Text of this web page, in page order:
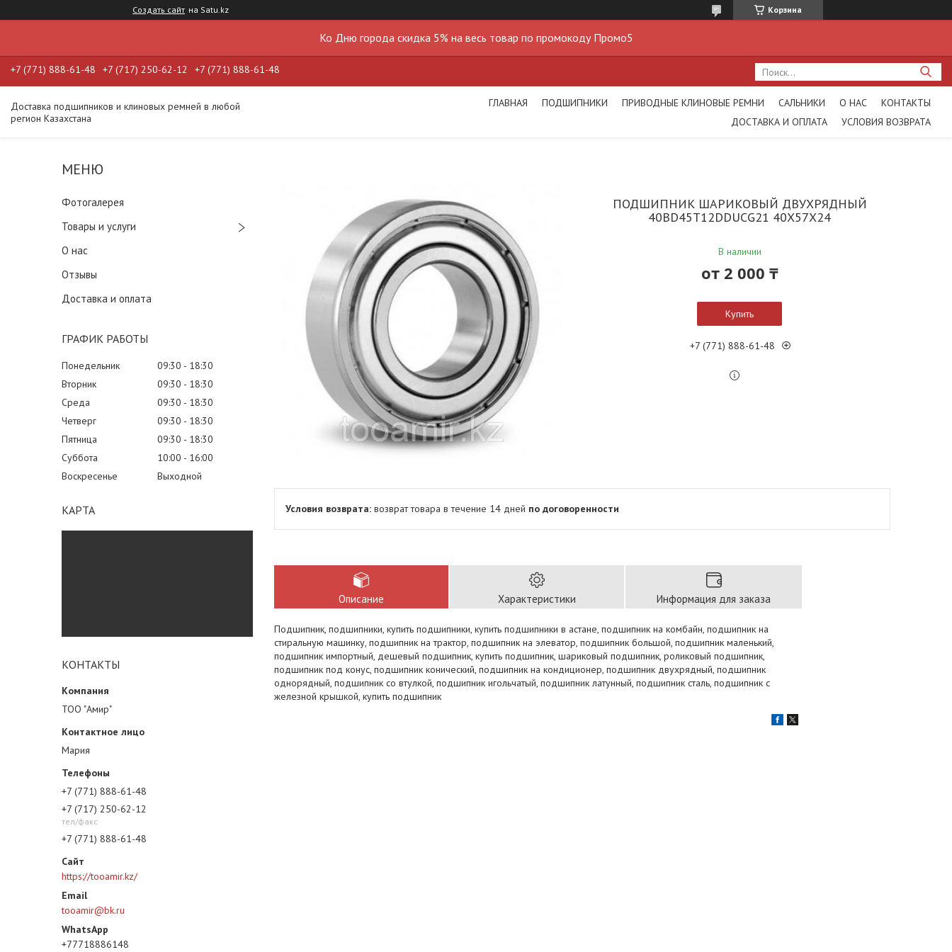
Создать сайт на Satu.kz Корзина
Ко Дню города скидка 5% на весь товар по промокоду Промо5
+7 (771) 888-61-48 +7 (717) 250-62-12 +7 (771) 888-61-48
Доставка подшипников и клиновых ремней в любой
регион Казахстана
ГЛАВНАЯ ПОДШИПНИКИ ПРИВОДНЫЕ КЛИНОВЫЕ РЕМНИ САЛЬНИКИ О НАС
КОНТАКТЫ
ДОСТАВКА И ОПЛАТА
УСЛОВИЯ ВОЗВРАТА
Фотогалерея
Товары и услуги
О нас
Отзывы
Доставка и оплата
ГРАФИК РАБОТЫ
Понедельник 09:30
18:30
Вторник
09:30
18:30
Среда
09:30
18:30
Четверг
09:30
18:30
Пятница
09:30
18:30
Суббота
10:00
16:00
Воскресенье
Выходной
КАРТА
КОНТАКТЫ
ТОО "Амир"
Мария
+7 (771) 888-61-48
+7 (717) 250-62-12
тел/факс
+7 (771) 888-61-48
https://tooamir.kz/
tooamir@bk.ru
+77718886148
ПОДШИПНИК ШАРИКОВЫЙ ДВУХРЯДНЫЙ
40BD45T12DDUCG21 40X57X24
В наличии
от 2 000 ₸
Купить
+7 (771) 888-61-48
возврат товара в течение 14 дней по договоренности
Описание Характеристики Информация для заказа
Подшипник, подшипники, купить подшипники, купить подшипники в астане, подшипник на комбайн, подшипник на
стиральную машинку, подшипник на трактор, подшипник на элеватор, подшипник большой, подшипник маленький,
подшипник импортный, дешевый подшипник, купить подшипник, шариковый подшипник, роликовый подшипник,
подшипник под конус, подшипник конический, подшипник на кондиционер, подшипник двухрядный, подшипник
однорядный, подшипник со втулкой, подшипник игольчатый, подшипник латунный, подшипник сталь, подшипник с
железной крышкой, купить подшипник